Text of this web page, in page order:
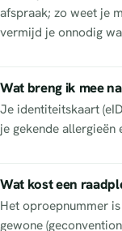
afspraak; zo weet je
vermijd je onnodig
Wat breng ik mee
Je identiteitskaart
je gekende allergieën
Wat kost een
Het oproepnummer
gewone